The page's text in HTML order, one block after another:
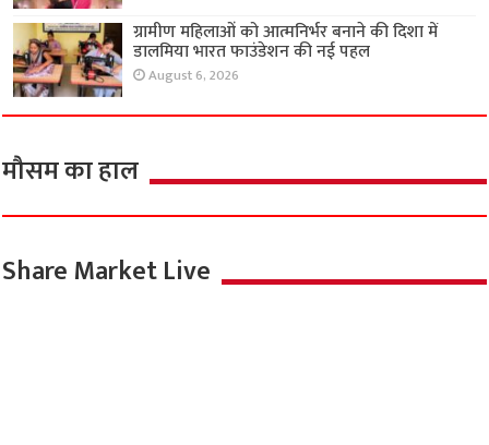
ग्रामीण महिलाओं को आत्मनिर्भर बनाने की दिशा में
डालमिया भारत फाउंडेशन की नई पहल
August 6, 2026
मौसम का हाल
Share Market Live